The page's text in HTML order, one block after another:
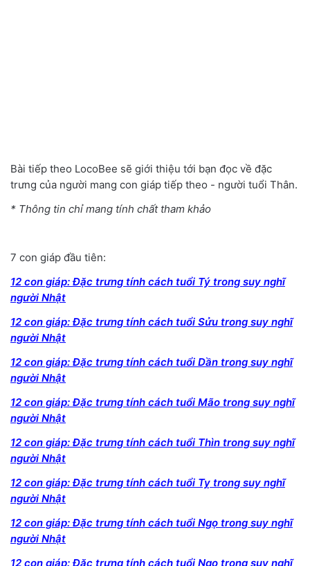
Bài tiếp theo LocoBee sẽ giới thiệu tới bạn đọc về đặc
trưng của người mang con giáp tiếp theo - người tuổi Thân.
* Thông tin chỉ mang tính chất tham khảo
7 con giáp đầu tiên:
12 con giáp: Đặc trưng tính cách tuổi Tý trong suy nghĩ
người Nhật
12 con giáp: Đặc trưng tính cách tuổi Sửu trong suy nghĩ
người Nhật
12 con giáp: Đặc trưng tính cách tuổi Dần trong suy nghĩ
người Nhật
12 con giáp: Đặc trưng tính cách tuổi Mão trong suy nghĩ
người Nhật
12 con giáp: Đặc trưng tính cách tuổi Thìn trong suy nghĩ
người Nhật
12 con giáp: Đặc trưng tính cách tuổi Tỵ trong suy nghĩ
người Nhật
12 con giáp: Đặc trưng tính cách tuổi Ngọ trong suy nghĩ
người Nhật
12 con giáp: Đặc trưng tính cách tuổi Ngọ trong suy nghĩ